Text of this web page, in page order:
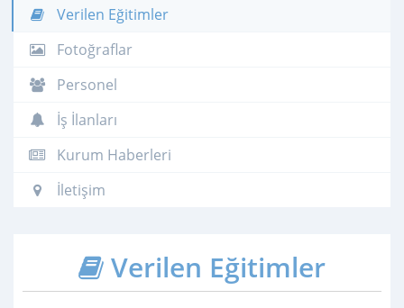
Verilen Eğitimler
Fotoğraflar
Personel
İş İlanları
Kurum Haberleri
İletişim
Verilen Eğitimler